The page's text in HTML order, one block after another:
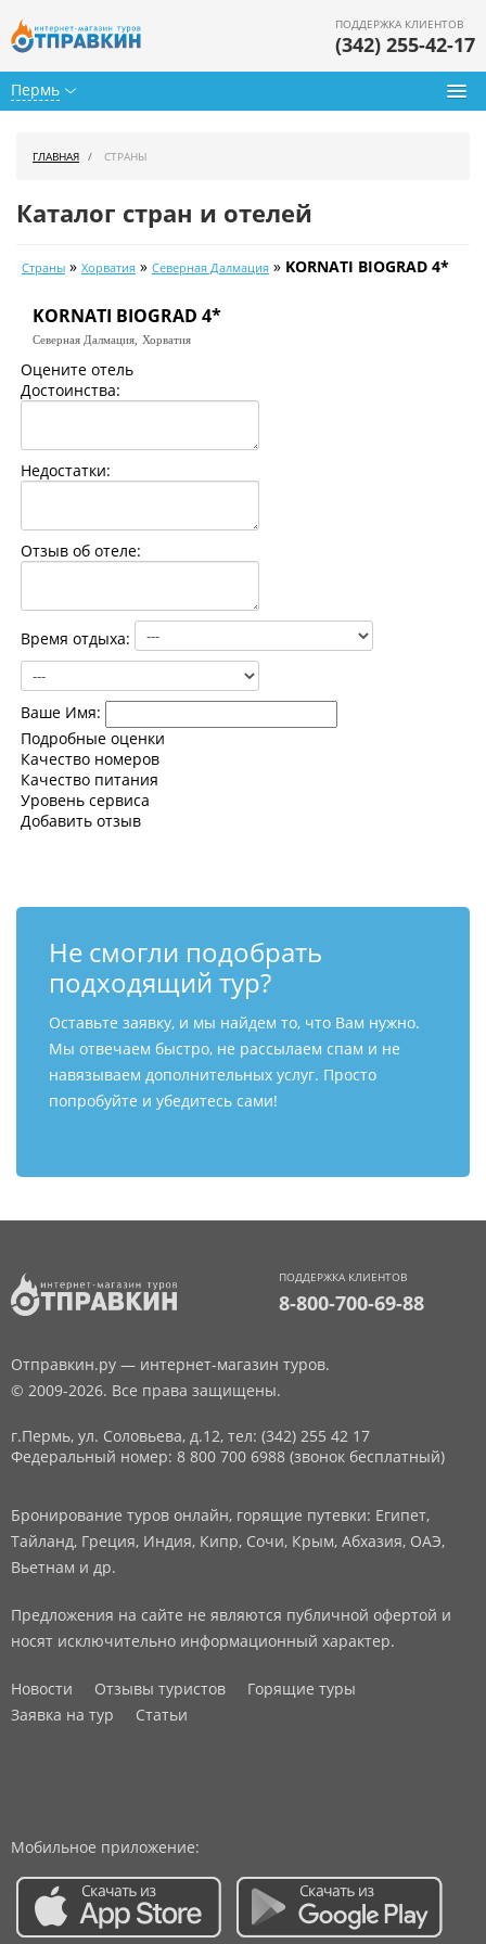
Пермь
ПОДДЕРЖКА КЛИЕНТОВ
(342) 255-42-17
Календарь туров
Цены дня
Страны
ГЛАВНАЯ СТРАНЫ
Каталог стран и отелей
Страны » Хорватия » Северная Далмация » KORNATI BIOGRAD 4*
KORNATI BIOGRAD 4*
Северная Далмация, Хорватия
Оцените отель
Достоинства:
Недостатки:
Отзыв об отеле:
Время отдыха:
Ваше Имя:
Подробные оценки
Качество номеров
Качество питания
Уровень сервиса
Добавить отзыв
Не смогли подобрать
подходящий тур?
Оставьте заявку, и мы найдем то, что Вам нужно.
Мы отвечаем быстро, не рассылаем спам и не
навязываем дополнительных услуг. Просто
попробуйте и убедитесь сами!
ПОДДЕРЖКА КЛИЕНТОВ
8-800-700-69-88
Отправкин.ру — интернет-магазин туров.
© 2009-2026. Все права защищены.
г.Пермь, ул. Соловьева, д.12, тел: (342) 255 42 17
Федеральный номер: 8 800 700 6988 (звонок бесплатный)
Бронирование туров онлайн, горящие путевки: Египет,
Тайланд, Греция, Индия, Кипр, Сочи, Крым, Абхазия, ОАЭ,
Вьетнам и др.
Предложения на сайте не являются публичной офертой и
носят исключительно информационный характер.
Новости Отзывы туристов
Горящие туры
Заявка на тур
Статьи
Мобильное приложение: